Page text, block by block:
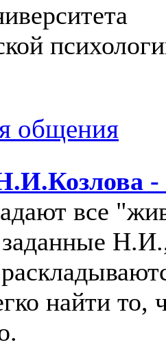
общения
-
все
найти то,